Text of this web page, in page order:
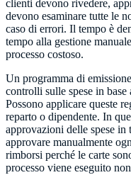
clienti devono rivedere,
devono esaminare tutte le
caso di errori. Il tempo è
tempo alla gestione
processo costoso.
Un programma di
controlli sulle spese in
Possono applicare queste
reparto o dipendente. In
approvazioni delle spese in
approvare manualmente
rimborsi perché le carte
processo viene eseguito